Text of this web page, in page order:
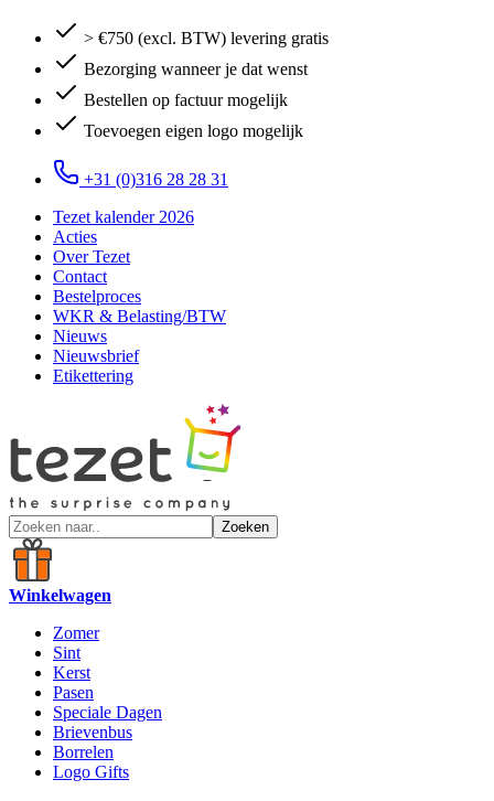
> €750 (excl. BTW) levering gratis
Bezorging wanneer je dat wenst
Bestellen op factuur mogelijk
Toevoegen eigen logo mogelijk
+31 (0)316 28 28 31
Tezet kalender 2026
Acties
Over Tezet
Contact
Bestelproces
WKR & Belasting/BTW
Nieuws
Nieuwsbrief
Etikettering
Zoeken
Winkelwagen
Zomer
Sint
Kerst
Pasen
Speciale Dagen
Brievenbus
Borrelen
Logo Gifts